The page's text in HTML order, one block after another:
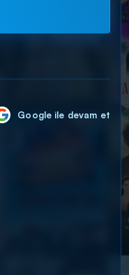
Google ile devam et